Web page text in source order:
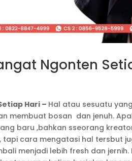
Ngonten
Hari – Hal atau sesuatu
membuat bosan dan jenuh.
baru ,bahkan sseorang
cara mengatasi hal tersbut
menjadi lebih fresh dan